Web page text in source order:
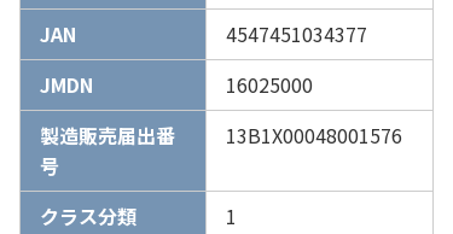
JAN
4547451034377
JMDN
16025000
製造販売届出番
号
13B1X00048001576
クラス分類
1